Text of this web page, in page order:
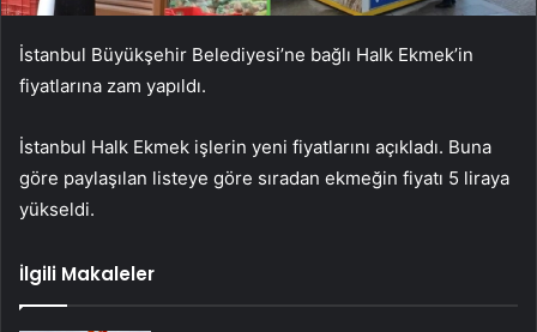
İstanbul Büyükşehir Belediyesi’ne bağlı Halk Ekmek’in
fiyatlarına zam yapıldı.
İstanbul Halk Ekmek işlerin yeni fiyatlarını açıkladı. Buna
göre paylaşılan listeye göre sıradan ekmeğin fiyatı 5 liraya
yükseldi.
İlgili Makaleler